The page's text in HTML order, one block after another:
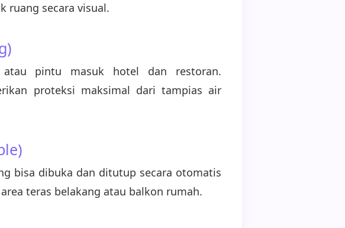
ruang secara visual.
atau pintu masuk hotel dan restoran.
proteksi maksimal dari tampias air
bisa dibuka dan ditutup secara otomatis
teras belakang atau balkon rumah.